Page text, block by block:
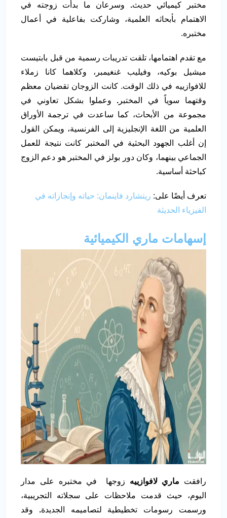
مختبر كيميائي حديث. وسرعان ما بدأت زوجته في
الاهتمام بأبحاثه العلمية، وشاركت بفاعلية في أعمال
مختبره.
مع تقدم اهتمامها، تلقت تدريبات رسمية من قبل بابتيست
ميشيل بوكيه، وفيليب غنغيمبر، وكلاهما كانا زملاء
للافوازييه في ذلك الوقت. كانت الزوجان تقضيان معظم
وقتهما سوياً في المختبر . وعملوا بشكل تعاوني في
مجموعة من الأبحاث، كما ساعدت في ترجمة الأوراق
العلمية من اللغة الإنجليزية إلى الفرنسية، ويمكن القول
إن أغلب الجهود البحثية في المختبر كانت نتيجة للعمل
الجماعي بينهما، وكان دور بولز في المختبر هو دعم الزوج
كباحثة أساسية.
تعرف أيضًا على: ريتشارد فاينمان: حياته وإنجازاته في
الفيزياء الحديثة
إسهامات ماري الكيميائية
رافقت ماري لافوازييه زوجها في مختبره على مدار
اليوم، حيث قدمت ملاحظات على سجلاته التجريبية،
ورسمت رسومات تخطيطية لتصاميمه الجديدة. وقد